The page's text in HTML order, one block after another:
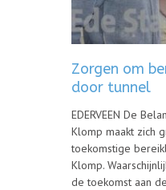
Zorgen om
door tunnel
EDERVEEN De
Klomp maakt zich
toekomstige
Klomp.
de toekomst aan